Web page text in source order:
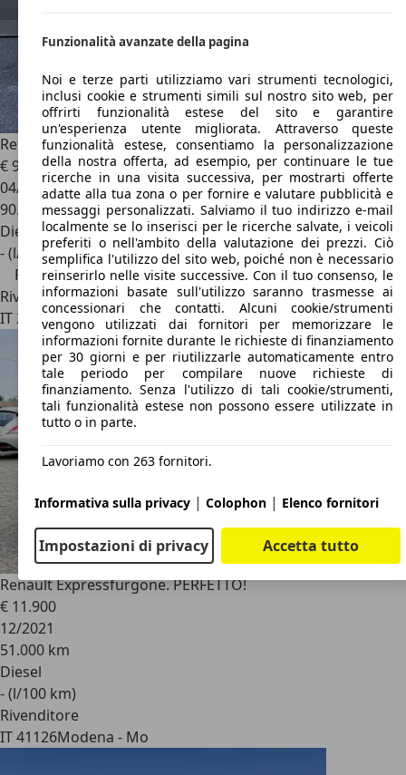
Renault ExpressVAN 1.5 blue dci 75 cv
€ 9.900€ 10.900,-
04/2022
90.535 km
Diesel
- (l/100 km)
Prezzo ribassato
Rivenditore
IT 25031Capriolo - Brescia - Bs
Renault Expressfurgone. PERFETTO!
€ 11.900
12/2021
51.000 km
Diesel
- (l/100 km)
Rivenditore
IT 41126Modena - Mo
Funzionalità avanzate della pagina
Noi e terze parti utilizziamo vari strumenti tecnologici,
inclusi cookie e strumenti simili sul nostro sito web, per
offrirti funzionalità estese del sito e garantire
un'esperienza utente migliorata. Attraverso queste
funzionalità estese, consentiamo la personalizzazione
della nostra offerta, ad esempio, per continuare le tue
ricerche in una visita successiva, per mostrarti offerte
adatte alla tua zona o per fornire e valutare pubblicità e
messaggi personalizzati. Salviamo il tuo indirizzo e-mail
localmente se lo inserisci per le ricerche salvate, i veicoli
preferiti o nell'ambito della valutazione dei prezzi. Ciò
semplifica l'utilizzo del sito web, poiché non è necessario
reinserirlo nelle visite successive. Con il tuo consenso, le
informazioni basate sull'utilizzo saranno trasmesse ai
concessionari che contatti. Alcuni cookie/strumenti
vengono utilizzati dai fornitori per memorizzare le
informazioni fornite durante le richieste di finanziamento
per 30 giorni e per riutilizzarle automaticamente entro
tale periodo per compilare nuove richieste di
finanziamento. Senza l'utilizzo di tali cookie/strumenti,
tali funzionalità estese non possono essere utilizzate in
tutto o in parte.
Lavoriamo con 263 fornitori.
Informativa sulla privacy | Colophon | Elenco fornitori
Impostazioni di privacy Accetta tutto